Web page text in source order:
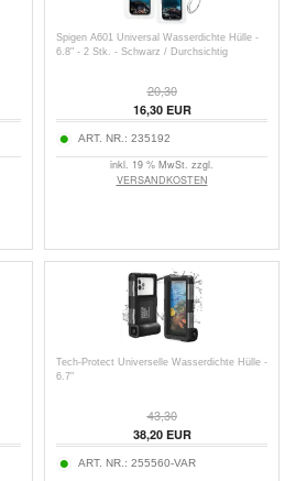
Spigen A601 Universal Wasserdichte Hülle -
6.8" - 2 Stk. - Schwarz / Durchsichtig
20,30
16,30EUR
ART. NR.: 235192
inkl. 19 % MwSt. zzgl.
VERSANDKOSTEN
Tech-Protect Universelle Wasserdichte Hülle -
6.7"
43,30
38,20EUR
ART. NR.: 255560-VAR